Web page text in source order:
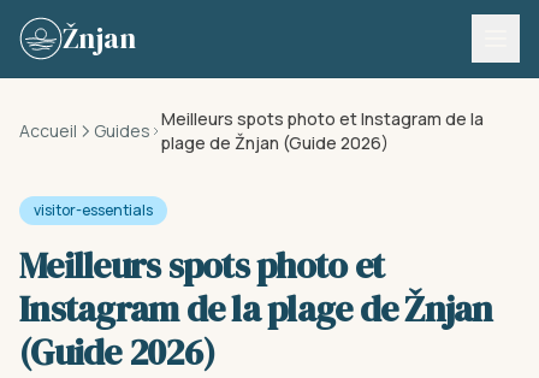
Skip to content
Žnjan
Accueil Guides
Meilleurs spots photo et Instagram de la
plage de Žnjan (Guide 2026)
visitor-essentials
Meilleurs spots photo et
Instagram de la plage de Žnjan
(Guide 2026)